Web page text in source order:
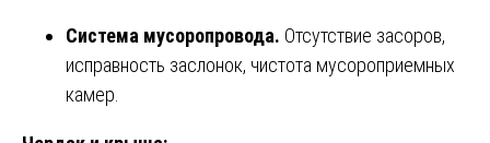
Система мусоропровода. Отсутствие засоров,
исправность заслонок, чистота мусороприемных
камер.